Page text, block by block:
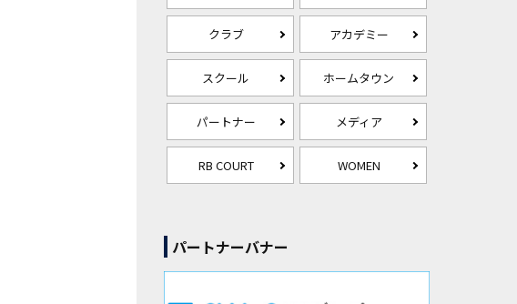
クラブ アカデミー
スクール ホームタウン
パートナー メディア
RB COURT WOMEN
パートナーバナー